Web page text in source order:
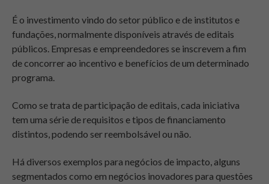
É o investimento vindo do setor público e de institutos e
fundações, normalmente disponíveis através de editais
públicos. Empresas e empreendedores se inscrevem a fim
de concorrer ao incentivo e benefícios de um determinado
programa.
Como se trata de participação de editais, cada iniciativa
tem uma série de requisitos e tipos de financiamento
distintos, podendo ser reembolsável ou não.
Há diversos exemplos para negócios de impacto, alguns
segmentados como em negócios inovadores para questões